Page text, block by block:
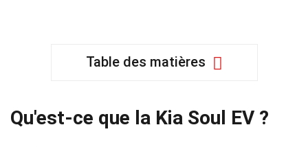
Table des matières
Qu'est-ce que la Kia Soul EV ?